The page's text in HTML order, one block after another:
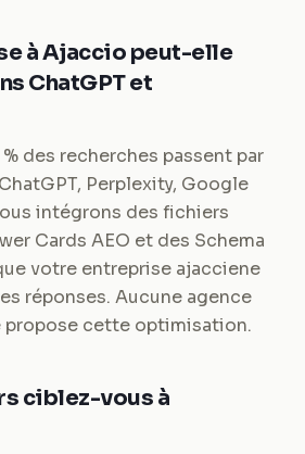
à Ajaccio peut-elle
ChatGPT et
des recherches passent par
Perplexity, Google
intégrons des fichiers
Cards AEO et des Schema
votre entreprise ajacciene
réponses. Aucune agence
propose cette optimisation.
ciblez-vous à